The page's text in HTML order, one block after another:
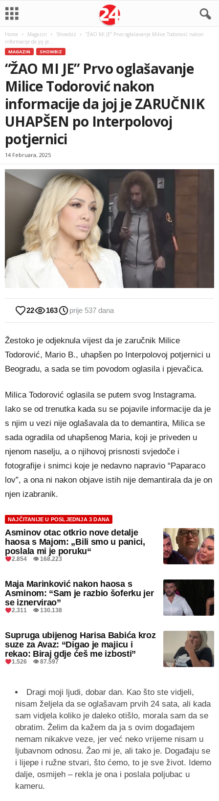
Home Magazin Showbiz
“ŽAO MI JE” Prvo oglašavanje Milice Todorović nakon
informacije da joj je...
MAGAZIN SHOWBIZ
“ŽAO MI JE” Prvo oglašavanje
Milice Todorović nakon
informacije da joj je ZARUČNIK
UHAPŠEN po Interpolovoj
potjernici
14 Februara, 2025
22 163 prije 537 dana
Žestoko je odjeknula vijest da je zaručnik Milice
Todorović, Mario B., uhapšen po Interpolovoj potjernici u
Beogradu, a sada se tim povodom oglasila i pjevačica.
Milica Todorović oglasila se putem svog Instagrama.
Iako se od trenutka kada su se pojavile informacije da je
s njim u vezi nije oglašavala da to demantira, Milica se
sada ogradila od uhapšenog Maria, koji je priveden u
njenom naselju, a o njihovoj prisnosti svjedoče i
fotografije i snimci koje je nedavno napravio “Paparaco
lov”, a ona ni nakon objave istih nije demantirala da je on
njen izabranik.
NAJČITANIJE U POSLJEDNJA 3 DANA
Asminov otac otkrio nove detalje
haosa s Majom: „Bili smo u panici,
poslala mi je poruku“
2.854 👁 168.223
Maja Marinković nakon haosa s
Asminom: “Sam je razbio šoferku jer
se iznervirao”
2.311 👁 130.138
Supruga ubijenog Harisa Babića kroz
suze za Avaz: “Digao je majicu i
rekao: Biraj gdje ćeš me izbosti”
1.526 👁 87.597
Dragi moji ljudi, dobar dan. Kao što ste vidjeli,
nisam željela da se oglašavam prvih 24 sata, ali kada
sam vidjela koliko je daleko otišlo, morala sam da se
obratim. Želim da kažem da ja s ovim događajem
nemam nikakve veze, jer već neko vrijeme nisam u
ljubavnom odnosu. Žao mi je, ali tako je. Događaju se
i lijepe i ružne stvari, što ćemo, to je sve život. Idemo
dalje, osmijeh – rekla je ona i poslala poljubac u
kameru.